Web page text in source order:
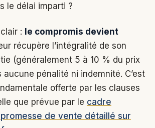
le délai imparti ?
: le compromis devient
récupère l’intégralité de son
(généralement 5 à 10 % du prix
pénalité ni indemnité. C’est
offerte par les clauses
que prévue par le cadre
de vente détaillé sur